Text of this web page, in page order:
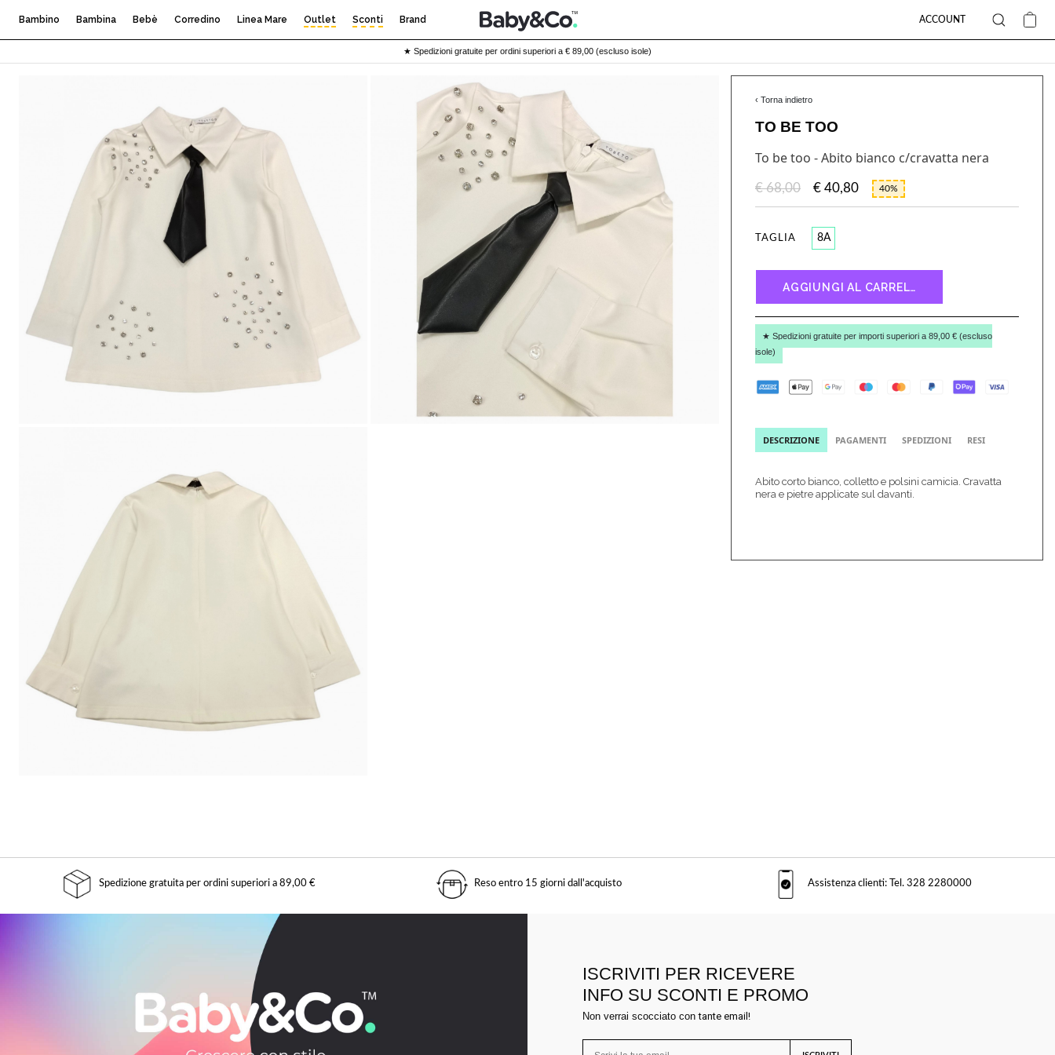
Bambino Bambina Bebè Corredino Linea Mare Outlet Sconti Brand ACCOUNT
★ Spedizioni gratuite per ordini superiori a € 89,00 (escluso isole)
‹ Torna indietro
TO BE TOO
To be too - Abito bianco c/cravatta nera
€ 68,00 € 40,80 40%
TAGLIA 8A
AGGIUNGI AL CARRELLO
★ Spedizioni gratuite per importi superiori a 89,00 € (escluso
isole)
DESCRIZIONE PAGAMENTI SPEDIZIONI RESI
Abito corto bianco, colletto e polsini camicia. Cravatta
nera e pietre applicate sul davanti.
Spedizione gratuita per ordini superiori a 89,00 € Reso entro 15 giorni dall'acquisto Assistenza clienti: Tel. 328 2280000
ISCRIVITI PER RICEVERE
INFO SU SCONTI E PROMO
Non verrai scocciato contante email!